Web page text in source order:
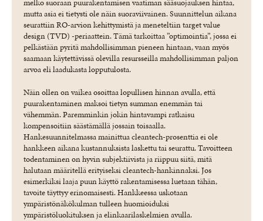
melko suoraan puurakentamisen vaatiman sääsuojauksen hintaa,
mutta asia ei tietysti ole näin suoraviivainen. Suunnittelun aikana
seurattiin RO-arvion kehittymistä ja meneteltiin target value
design (TVD) -periaattein. Tämä tarkoittaa ”optimointia”, jossa ei
pelkästään pyritä mahdollisimman pieneen hintaan, vaan myös
saamaan käytettävissä olevilla resursseilla mahdollisimman paljon
arvoa eli laadukasta lopputulosta.
Näin ollen on vaikea osoittaa lopullisen hinnan avulla, että
puurakentaminen maksoi tietyn summan enemmän tai
vähemmän. Paremminkin jokin hintavampi ratkaisu
kompensoitiin säästämällä jossain toisaalla.
Hankesuunnitelmassa mainittua cleantech-prosenttia ei ole
hankkeen aikana kustannuksista laskettu tai seurattu. Tavoitteen
todentaminen on hyvin subjektiivista ja riippuu siitä, mitä
halutaan määritellä erityiseksi cleantech-hankinnaksi. Jos
esimerkiksi laaja puun käyttö rakentamisessa luetaan tähän,
tavoite täyttyy erinomaisesti. Hankkeessa uskotaan
ympäristönäkökulman tulleen huomioiduksi
ympäristöluokituksen ja elinkaarilaskelmien avulla.